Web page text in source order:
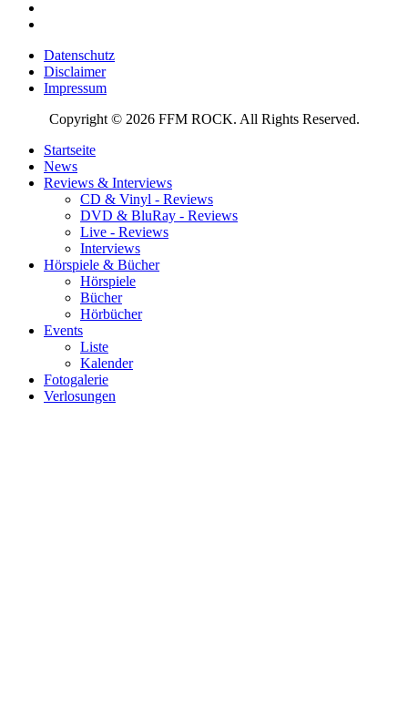
Datenschutz
Disclaimer
Impressum
Copyright © 2026 FFM ROCK. All Rights Reserved.
Startseite
News
Reviews & Interviews
CD & Vinyl - Reviews
DVD & BluRay - Reviews
Live - Reviews
Interviews
Hörspiele & Bücher
Hörspiele
Bücher
Hörbücher
Events
Liste
Kalender
Fotogalerie
Verlosungen